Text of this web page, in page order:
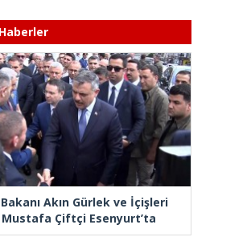
Akın Gürlek ve İçişleri
Mustafa Çiftçi Esenyurt’ta